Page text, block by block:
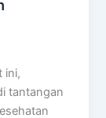
ini,
tantangan